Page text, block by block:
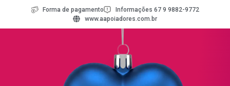
Forma de pagamento
Informações 67 9 9882-9772
www.aapoiadores.com.br